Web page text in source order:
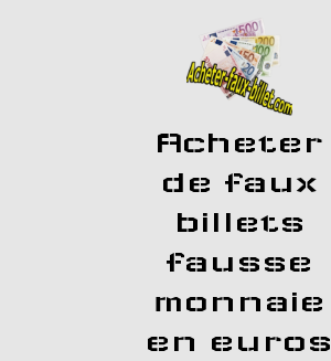
Acheter
de faux
billets
fausse
monnaie
en euros